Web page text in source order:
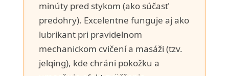
minúty pred stykom (ako súčasť
predohry). Excelentne funguje aj ako
lubrikant pri pravidelnom
mechanickom cvičení a masáži (tzv.
jelqing), kde chráni pokožku a